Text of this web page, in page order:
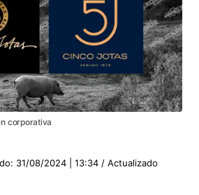
corporativa
31/08/2024 | 13:34 / Actualizado